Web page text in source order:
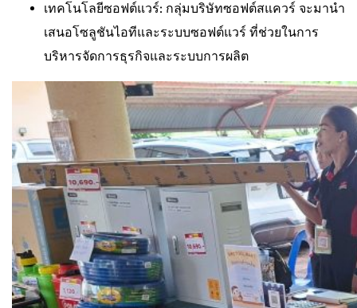
เทคโนโลยีซอฟต์แวร์: กลุ่มบริษัทซอฟต์สแควร์ จะมานำ
เสนอโซลูชันไอทีและระบบซอฟต์แวร์ ที่ช่วยในการ
บริหารจัดการธุรกิจและระบบการผลิต